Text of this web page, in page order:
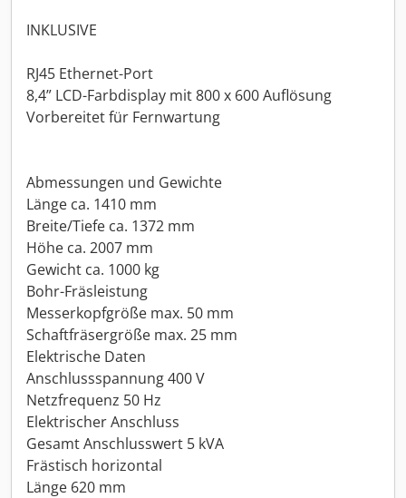
INKLUSIVE
RJ45 Ethernet-Port
8,4” LCD-Farbdisplay mit 800 x 600 Auflösung
Vorbereitet für Fernwartung
Abmessungen und Gewichte
Länge ca. 1410 mm
Breite/Tiefe ca. 1372 mm
Höhe ca. 2007 mm
Gewicht ca. 1000 kg
Bohr-Fräsleistung
Messerkopfgröße max. 50 mm
Schaftfräsergröße max. 25 mm
Elektrische Daten
Anschlussspannung 400 V
Netzfrequenz 50 Hz
Elektrischer Anschluss
Gesamt Anschlusswert 5 kVA
Frästisch horizontal
Länge 620 mm